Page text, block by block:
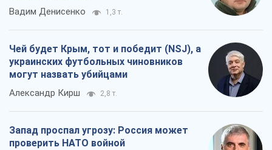
Вадим Денисенко 1,3 т.
Чей будет Крым, тот и победит (NSJ), а
украинских футбольных чиновников
могут назвать убийцами
Александр Кирш 2,8 т.
Запад проспал угрозу: Россия может
проверить НАТО войной